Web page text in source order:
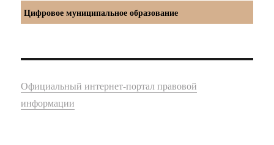
Цифровое муниципальное образование
Официальный интернет-портал правовой
информации